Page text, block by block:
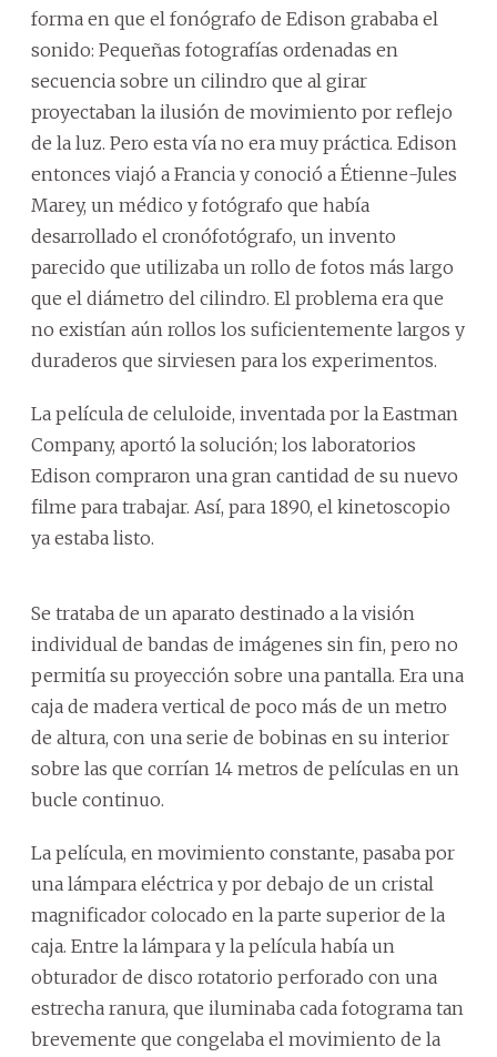
forma en que el fonógrafo de Edison grababa el
sonido: Pequeñas fotografías ordenadas en
secuencia sobre un cilindro que al girar
proyectaban la ilusión de movimiento por reflejo
de la luz. Pero esta vía no era muy práctica. Edison
entonces viajó a Francia y conoció a Étienne-Jules
Marey, un médico y fotógrafo que había
desarrollado el cronófotógrafo, un invento
parecido que utilizaba un rollo de fotos más largo
que el diámetro del cilindro. El problema era que
no existían aún rollos los suficientemente largos y
duraderos que sirviesen para los experimentos.
La película de celuloide, inventada por la Eastman
Company, aportó la solución; los laboratorios
Edison compraron una gran cantidad de su nuevo
filme para trabajar. Así, para 1890, el kinetoscopio
ya estaba listo.
Se trataba de un aparato destinado a la visión
individual de bandas de imágenes sin fin, pero no
permitía su proyección sobre una pantalla. Era una
caja de madera vertical de poco más de un metro
de altura, con una serie de bobinas en su interior
sobre las que corrían 14 metros de películas en un
bucle continuo.
La película, en movimiento constante, pasaba por
una lámpara eléctrica y por debajo de un cristal
magnificador colocado en la parte superior de la
caja. Entre la lámpara y la película había un
obturador de disco rotatorio perforado con una
estrecha ranura, que iluminaba cada fotograma tan
brevemente que congelaba el movimiento de la